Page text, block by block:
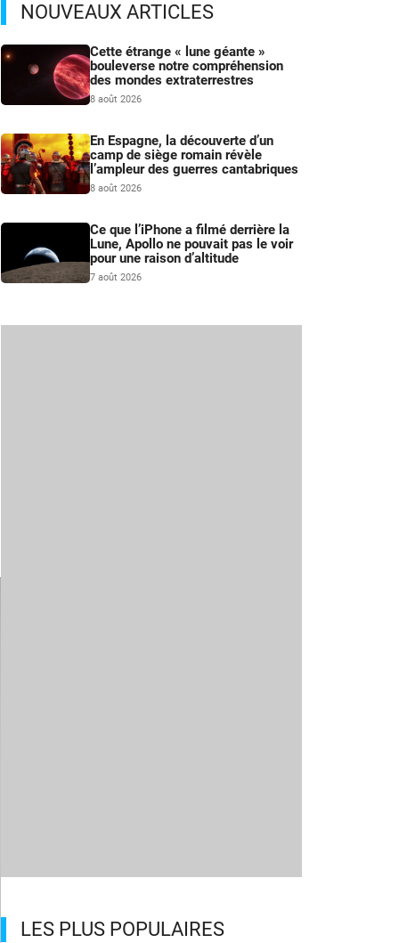
NOUVEAUX ARTICLES
Cette étrange « lune géante »
bouleverse notre compréhension
des mondes extraterrestres
8 août 2026
En Espagne, la découverte d’un
camp de siège romain révèle
l’ampleur des guerres cantabriques
8 août 2026
Ce que l’iPhone a filmé derrière la
Lune, Apollo ne pouvait pas le voir
pour une raison d’altitude
7 août 2026
LES PLUS POPULAIRES